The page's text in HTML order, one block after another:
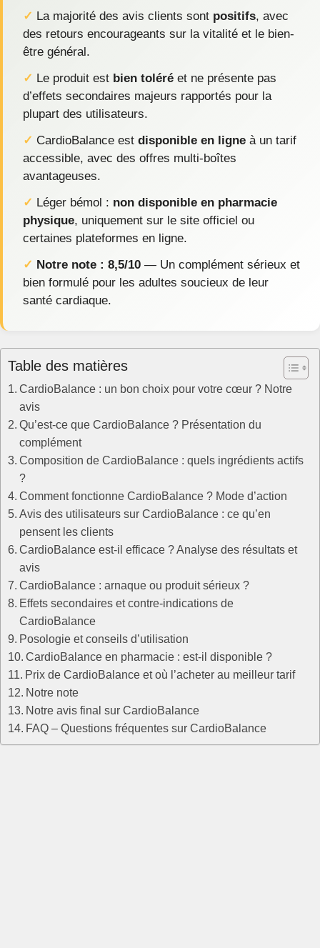
✓ La majorité des avis clients sont positifs, avec
des retours encourageants sur la vitalité et le bien-
être général.
✓ Le produit est bien toléré et ne présente pas
d’effets secondaires majeurs rapportés pour la
plupart des utilisateurs.
✓ CardioBalance est disponible en ligne à un tarif
accessible, avec des offres multi-boîtes
avantageuses.
✓ Léger bémol : non disponible en pharmacie
physique, uniquement sur le site officiel ou
certaines plateformes en ligne.
✓ Notre note : 8,5/10 — Un complément sérieux et
bien formulé pour les adultes soucieux de leur
santé cardiaque.
Table des matières
CardioBalance : un bon choix pour votre cœur ? Notre
avis
Qu’est-ce que CardioBalance ? Présentation du
complément
Composition de CardioBalance : quels ingrédients actifs
?
Comment fonctionne CardioBalance ? Mode d’action
Avis des utilisateurs sur CardioBalance : ce qu’en
pensent les clients
CardioBalance est-il efficace ? Analyse des résultats et
avis
CardioBalance : arnaque ou produit sérieux ?
Effets secondaires et contre-indications de
CardioBalance
Posologie et conseils d’utilisation
CardioBalance en pharmacie : est-il disponible ?
Prix de CardioBalance et où l’acheter au meilleur tarif
Notre note
Notre avis final sur CardioBalance
FAQ – Questions fréquentes sur CardioBalance